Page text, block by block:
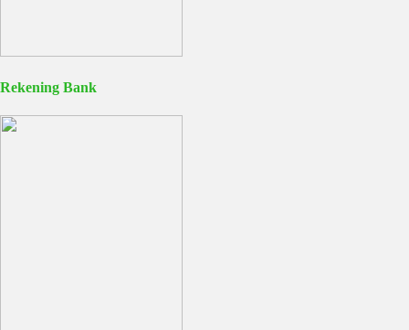
Rekening Bank